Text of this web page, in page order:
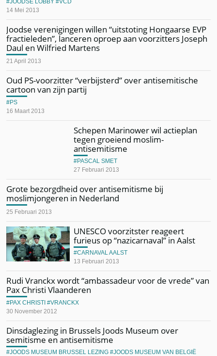
14 Mei 2013
Joodse verenigingen willen “uitstoting Hongaarse EVP
fractieleden”, lanceren oproep aan voorzitters Joseph
Daul en Wilfried Martens
21 April 2013
Oud PS-voorzitter “verbijsterd” over antisemitische
cartoon van zijn partij
16 Maart 2013
PS
Schepen Marinower wil actieplan
tegen groeiend moslim-
antisemitisme
27 Februari 2013
PASCAL SMET
Grote bezorgdheid over antisemitisme bij
moslimjongeren in Nederland
25 Februari 2013
UNESCO voorzitster reageert
furieus op “nazicarnaval” in Aalst
13 Februari 2013
CARNAVAL AALST
Rudi Vranckx wordt “ambassadeur voor de vrede” van
Pax Christi Vlaanderen
30 November 2012
PAX CHRISTI VRANCKX
Dinsdaglezing in Brussels Joods Museum over
semitisme en antisemitisme
JOODS MUSEUM BRUSSEL LEZING JOODS MUSEUM VAN BELGIË